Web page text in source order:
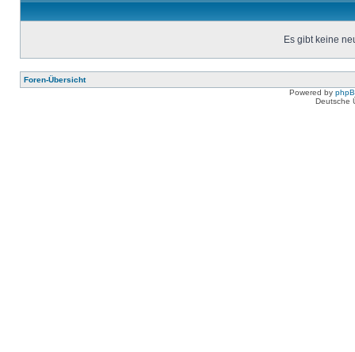
Es gibt keine
Foren-Übersicht
Powered by
Deutsche